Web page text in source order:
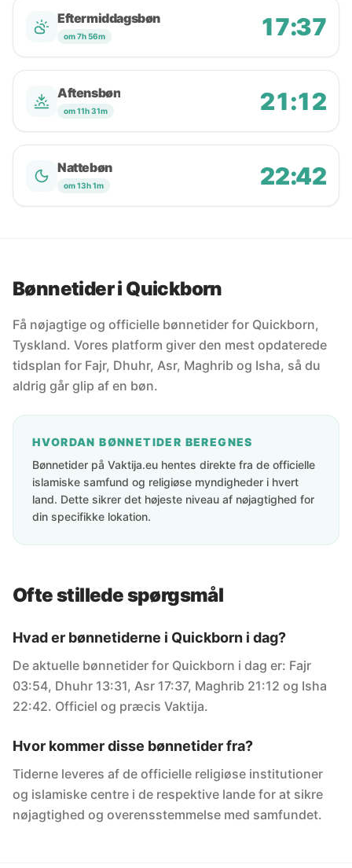
Eftermiddagsbøn
om 7h 56m 17:37
Aftensbøn
om 11h 31m 21:12
Nattebøn
om 13h 1m 22:42
Bønnetider i Quickborn
Få nøjagtige og officielle bønnetider for Quickborn,
Tyskland. Vores platform giver den mest opdaterede
tidsplan for Fajr, Dhuhr, Asr, Maghrib og Isha, så du
aldrig går glip af en bøn.
HVORDAN BØNNETIDER BEREGNES
Bønnetider på Vaktija.eu hentes direkte fra de officielle
islamiske samfund og religiøse myndigheder i hvert
land. Dette sikrer det højeste niveau af nøjagtighed for
din specifikke lokation.
Ofte stillede spørgsmål
Hvad er bønnetiderne i Quickborn i dag?
De aktuelle bønnetider for Quickborn i dag er: Fajr
03:54, Dhuhr 13:31, Asr 17:37, Maghrib 21:12 og Isha
22:42. Officiel og præcis Vaktija.
Hvor kommer disse bønnetider fra?
Tiderne leveres af de officielle religiøse institutioner
og islamiske centre i de respektive lande for at sikre
nøjagtighed og overensstemmelse med samfundet.